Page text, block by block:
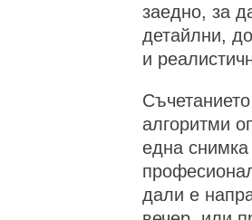
заедно, за
детайлни,
и
алгоритми
една
дали е